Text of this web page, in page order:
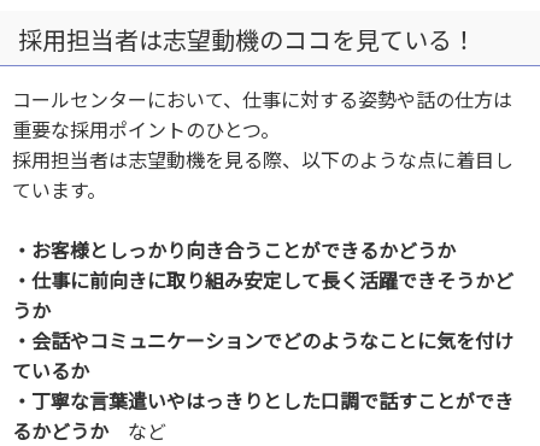
採用担当者は志望動機のココを見ている！
コールセンターにおいて、仕事に対する姿勢や話の仕方は
重要な採用ポイントのひとつ。
採用担当者は志望動機を見る際、以下のような点に着目し
ています。
・お客様としっかり向き合うことができるかどうか
・仕事に前向きに取り組み安定して長く活躍できそうかど
うか
・会話やコミュニケーションでどのようなことに気を付け
ているか
・丁寧な言葉遣いやはっきりとした口調で話すことができ
るかどうかなど